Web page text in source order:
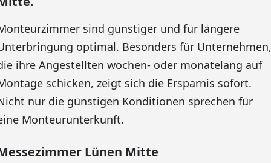
sind günstiger und für längere
optimal. Besonders für Unternehmen,
ihre Angestellten wochen- oder monatelang auf
schicken, zeigt sich die Ersparnis sofort.
nur die günstigen Konditionen sprechen für
Monteurunterkunft.
Lünen Mitte